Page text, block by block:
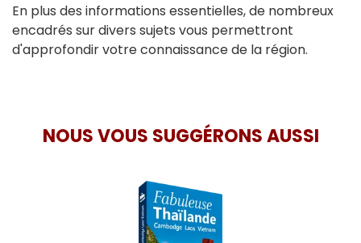
En plus des informations essentielles, de nombreux
encadrés sur divers sujets vous permettront
d'approfondir votre connaissance de la région.
NOUS VOUS SUGGÉRONS AUSSI